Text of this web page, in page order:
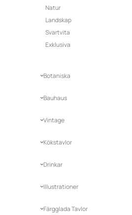
Natur
Landskap
Svartvita
Exklusiva
Botaniska
Bauhaus
Vintage
Kökstavlor
Drinkar
Illustrationer
Färgglada Tavlor